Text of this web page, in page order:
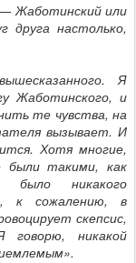
Жаботинский или
друга настолько,
Я
Жаботинского, и
те чувства, на
вызывает. И
Хотя многие,
были такими, как
никакого
к сожалению, в
скепсис,
говорю, никакой